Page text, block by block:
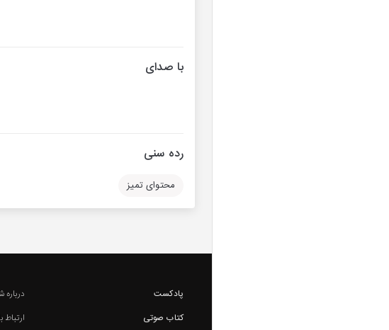
با صدای
رده سنی
محتوای تمیز
پادکست
کتاب صوتی
درباره
ارتباط